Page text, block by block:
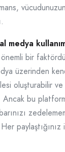
medya
bir
üzerinden
oluşturabilir
Ancak bu
paylaştığınız